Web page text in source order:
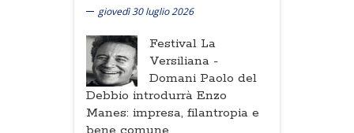
giovedì 30 luglio 2026
Festival La
Versiliana -
Domani Paolo del
Debbio introdurrà Enzo
Manes: impresa, filantropia e